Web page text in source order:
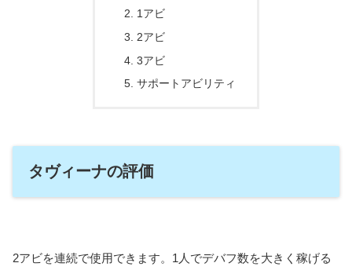
1アビ
2アビ
3アビ
サポートアビリティ
タヴィーナの評価
2アビを連続で使用できます。1人でデバフ数を大きく稼げる